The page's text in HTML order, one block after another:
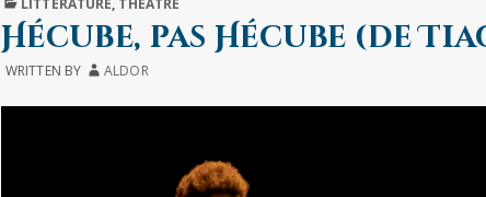
LITTÉRATURE, THÉÂTRE
Hécube, pas Hécube (de
WRITTEN BY ALDOR